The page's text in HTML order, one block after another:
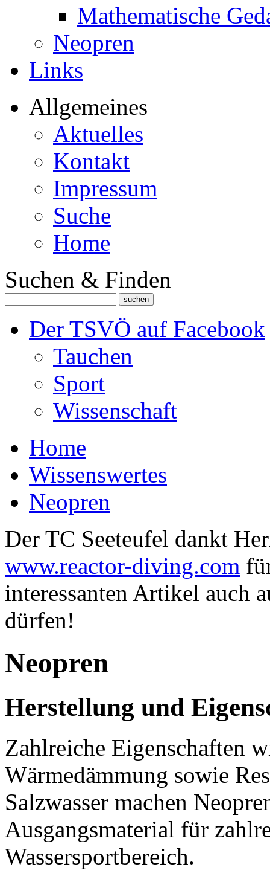
Mathematische
Neopren
Links
Allgemeines
Aktuelles
Kontakt
Impressum
Suche
Home
Suchen & Finden
Der TSVÖ auf Facebook
Tauchen
Sport
Wissenschaft
Home
Wissenswertes
Neopren
Der TC Seeteufel dankt
www.reactor-diving.com
interessanten Artikel auch
dürfen!
Neopren
Herstellung und
Zahlreiche Eigenschaften
Wärmedämmung sowie
Salzwasser machen
Ausgangsmaterial für
Wassersportbereich.